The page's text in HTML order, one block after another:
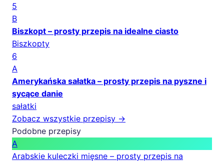
5
B
Biszkopt – prosty przepis na idealne ciasto
Biszkopty
6
A
Amerykańska sałatka – prosty przepis na pyszne i
sycące danie
sałatki
Zobacz wszystkie przepisy →
Podobne przepisy
A
Arabskie kuleczki mięsne – prosty przepis na